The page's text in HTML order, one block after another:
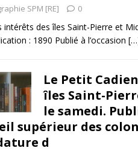
SPM [RE] 0
intérêts des îles Saint-Pierre et
: 1890 Publié à l’occasion
Le Petit
îles Saint-
le samedi.
supérieur des
d